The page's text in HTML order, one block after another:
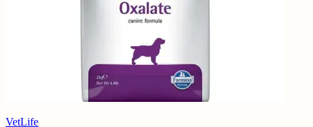
VetLife